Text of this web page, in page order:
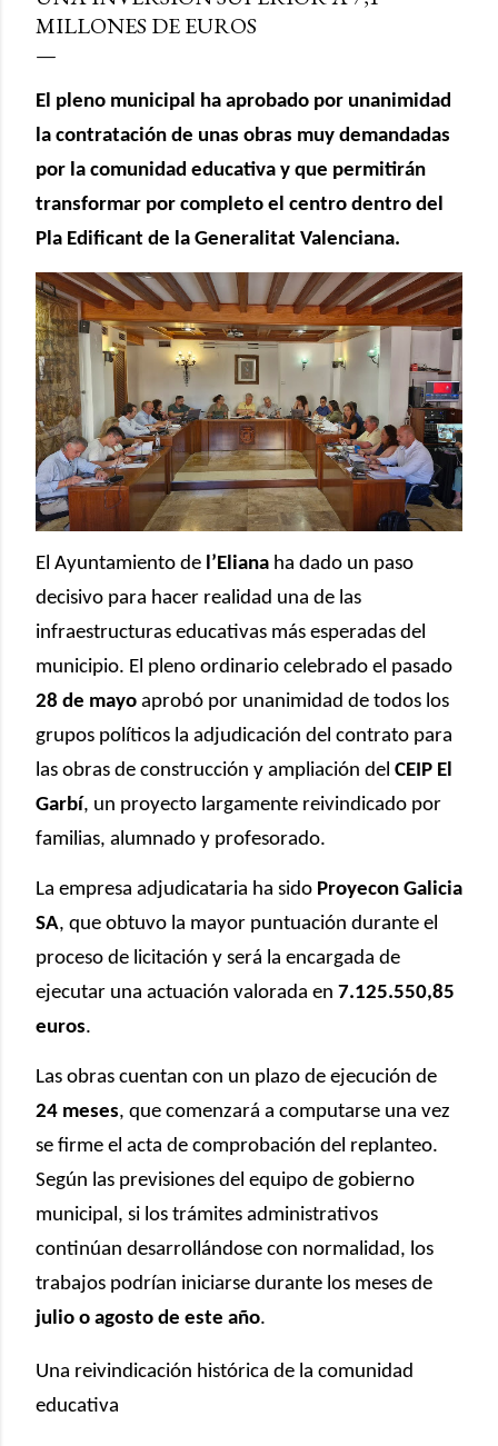
MILLONES DE EUROS
El pleno municipal ha aprobado por unanimidad
la contratación de unas obras muy demandadas
por la comunidad educativa y que permitirán
transformar por completo el centro dentro del
Pla Edificant de la Generalitat Valenciana.
El Ayuntamiento de l’Eliana ha dado un paso
decisivo para hacer realidad una de las
infraestructuras educativas más esperadas del
municipio. El pleno ordinario celebrado el pasado
28 de mayo aprobó por unanimidad de todos los
grupos políticos la adjudicación del contrato para
las obras de construcción y ampliación del CEIP El
Garbí, un proyecto largamente reivindicado por
familias, alumnado y profesorado.
La empresa adjudicataria ha sido Proyecon Galicia
SA, que obtuvo la mayor puntuación durante el
proceso de licitación y será la encargada de
ejecutar una actuación valorada en 7.125.550,85
euros.
Las obras cuentan con un plazo de ejecución de
24 meses, que comenzará a computarse una vez
se firme el acta de comprobación del replanteo.
Según las previsiones del equipo de gobierno
municipal, si los trámites administrativos
continúan desarrollándose con normalidad, los
trabajos podrían iniciarse durante los meses de
julio o agosto de este año.
Una reivindicación histórica de la comunidad
educativa